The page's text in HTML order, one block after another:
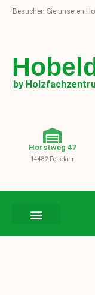
Besuchen Sie unseren
by
Horstweg 47
14482 Potsdam